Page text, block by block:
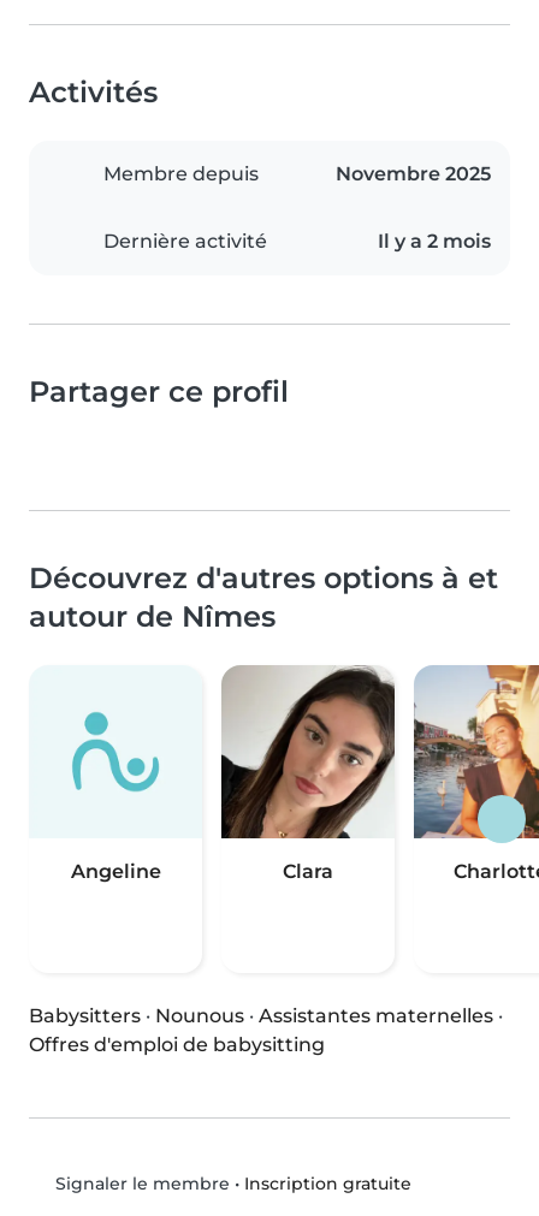
Activités
Membre depuis Novembre 2025
Dernière activité Il y a 2 mois
Partager ce profil
Découvrez d'autres options à et
autour de Nîmes
Angeline Clara
Babysitters · Nounous · Assistantes maternelles ·
Offres d'emploi de babysitting
Signaler le membre • Inscription gratuite